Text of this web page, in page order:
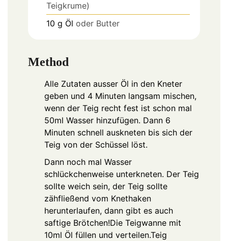
Teigkrume)
10 g Öl oder Butter
Method
Alle Zutaten ausser Öl in den Kneter
geben und 4 Minuten langsam mischen,
wenn der Teig recht fest ist schon mal
50ml Wasser hinzufügen. Dann 6
Minuten schnell auskneten bis sich der
Teig von der Schüssel löst.
Dann noch mal Wasser
schlückchenweise unterkneten. Der Teig
sollte weich sein, der Teig sollte
zähfließend vom Knethaken
herunterlaufen, dann gibt es auch
saftige Brötchen!Die Teigwanne mit
10ml Öl füllen und verteilen.Teig